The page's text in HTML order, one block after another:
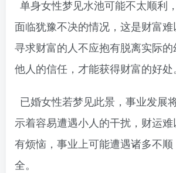
单身女性梦见水池可能不太顺利
面临犹豫不决的情况，这是财富难
寻求财富的人不应抱有脱离实际
他人的信任，才能获得财富的好处。
已婚女性若梦见此景，事业发展
示着容易遭遇小人的干扰，财运
有烦恼，事业上可能遭遇诸多不
全。